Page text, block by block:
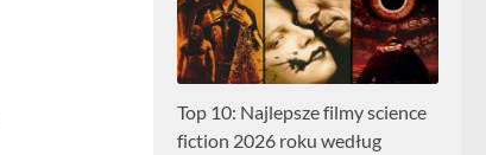
Top 10: Najlepsze filmy science
fiction 2026 roku według